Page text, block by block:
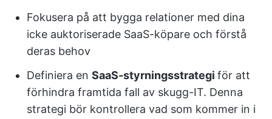
Fokusera på att bygga relationer med dina
icke auktoriserade SaaS-köpare och förstå
deras behov
Definiera en SaaS-styrningsstrategi för att
förhindra framtida fall av skugg-IT. Denna
strategi bör kontrollera vad som kommer in i